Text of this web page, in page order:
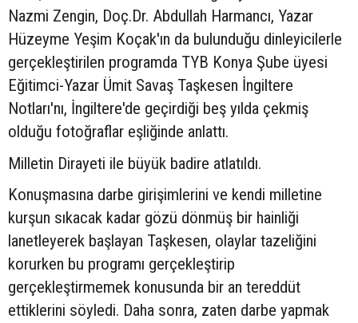
Nazmi Zengin, Doç.Dr. Abdullah Harmancı, Yazar
Hüzeyme Yeşim Koçak'ın da bulunduğu dinleyicilerle
gerçekleştirilen programda TYB Konya Şube üyesi
Eğitimci-Yazar Ümit Savaş Taşkesen İngiltere
Notları'nı, İngiltere'de geçirdiği beş yılda çekmiş
olduğu fotoğraflar eşliğinde anlattı.
Milletin Dirayeti ile büyük badire atlatıldı.
Konuşmasına darbe girişimlerini ve kendi milletine
kurşun sıkacak kadar gözü dönmüş bir hainliği
lanetleyerek başlayan Taşkesen, olaylar tazeliğini
korurken bu programı gerçekleştirip
gerçekleştirmemek konusunda bir an tereddüt
ettiklerini söyledi. Daha sonra, zaten darbe yapmak